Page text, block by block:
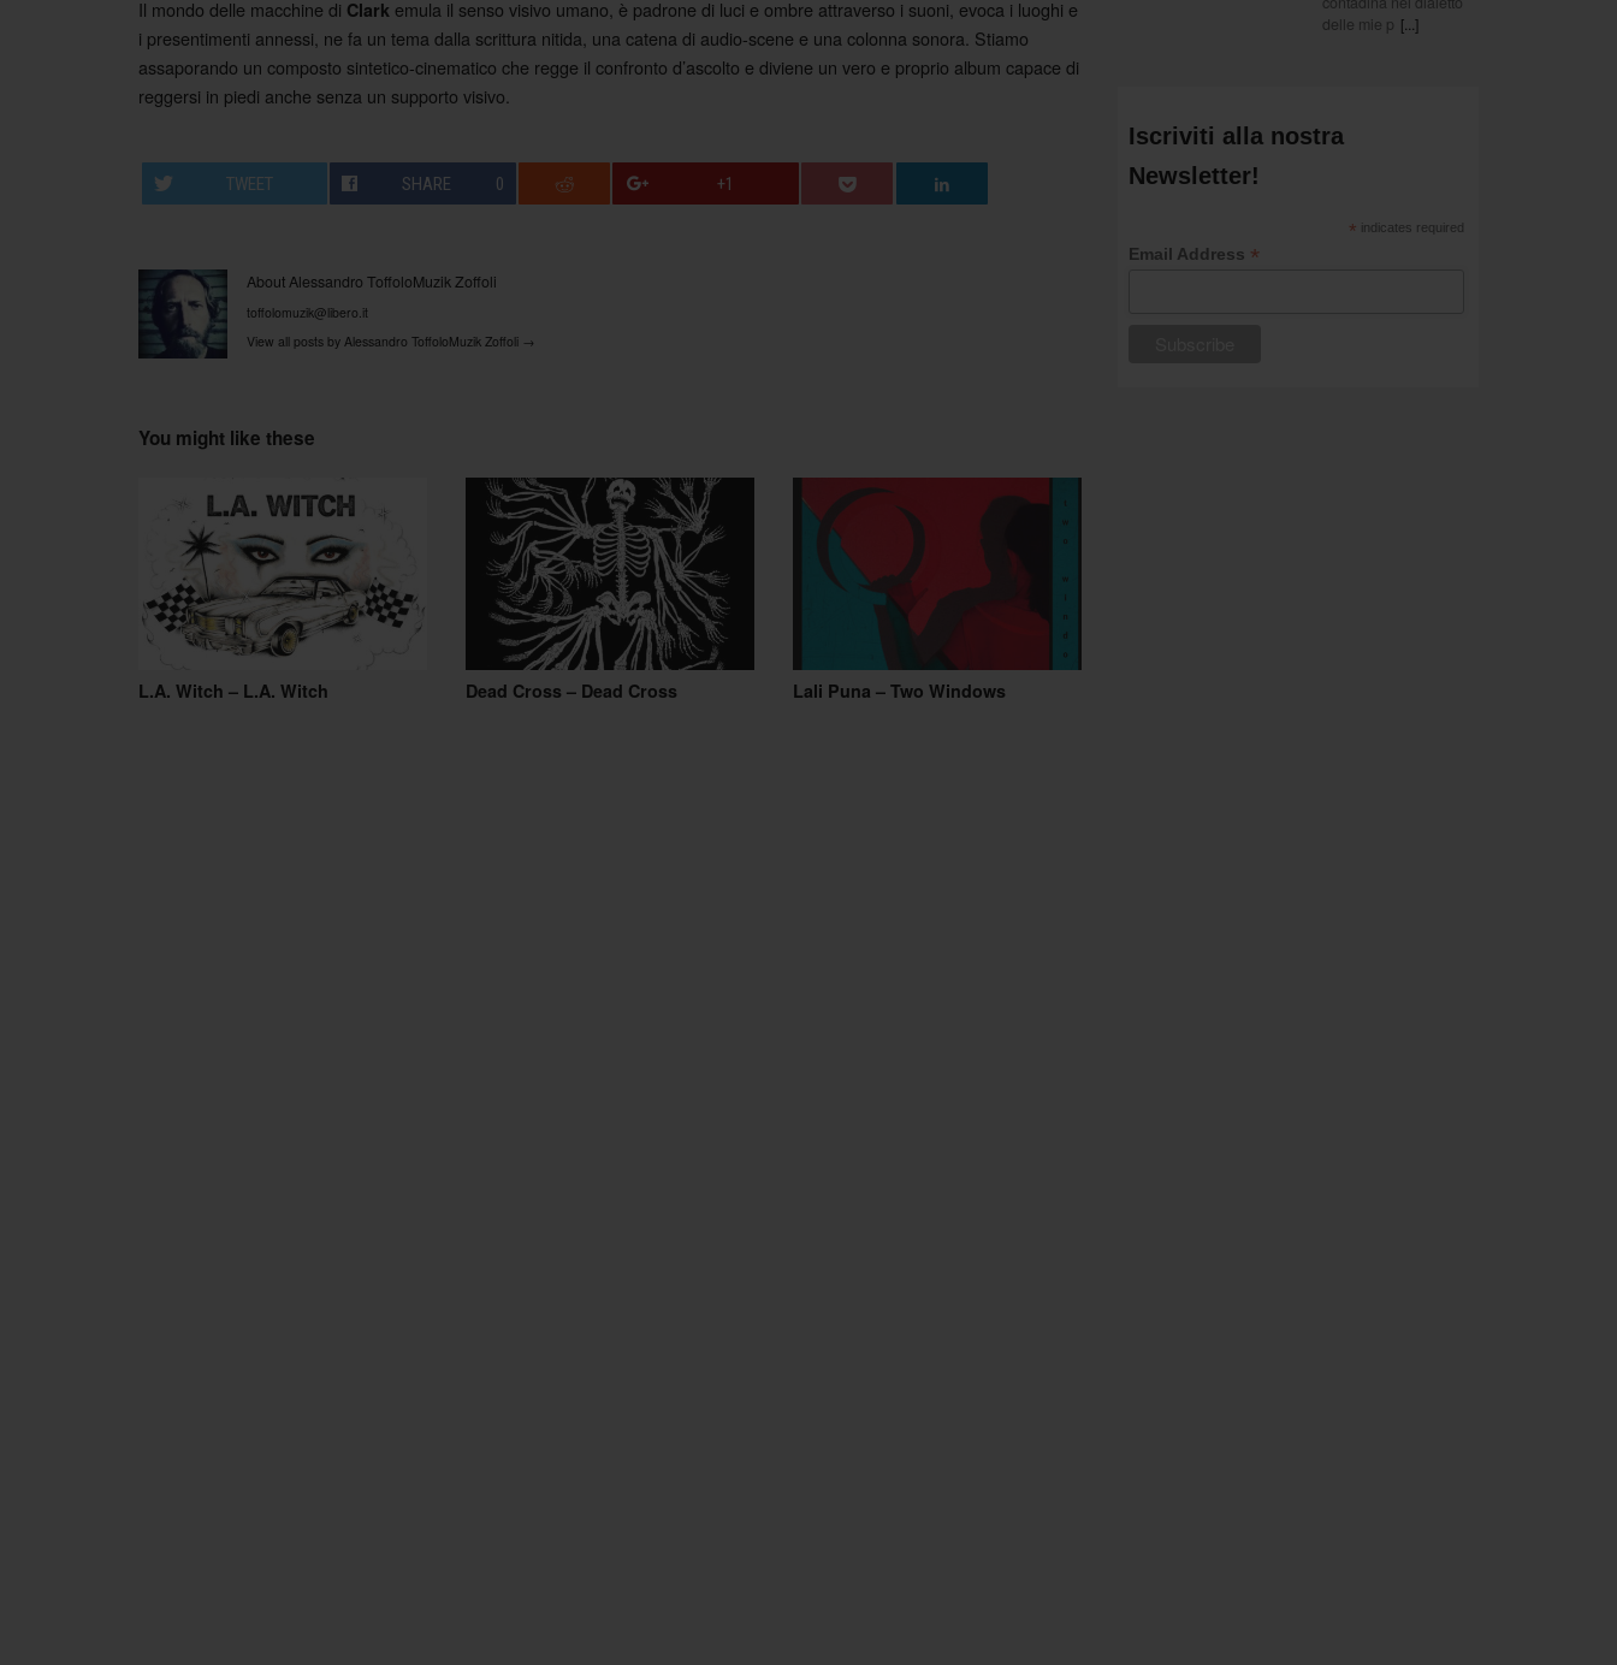
Il mondo delle macchine di Clark emula il senso visivo umano, è padrone di luci e ombre attraverso i suoni, evoca i luoghi e
i presentimenti annessi, ne fa un tema dalla scrittura nitida, una catena di audio-scene e una colonna sonora. Stiamo
assaporando un composto sintetico-cinematico che regge il confronto d’ascolto e diviene un vero e proprio album capace di
reggersi in piedi anche senza un supporto visivo.
TWEET SHARE 0 +1
About Alessandro ToffoloMuzik Zoffoli
toffolomuzik@libero.it
View all posts by Alessandro ToffoloMuzik Zoffoli →
You might like these
L.A. Witch – L.A. Witch Dead Cross – Dead Cross Lali Puna – Two Windows
delle mie p [...]
Iscriviti alla nostra
Newsletter!
* indicates required
Email Address *